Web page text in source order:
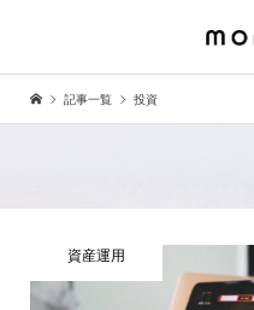
記事一覧 投資
資産運用